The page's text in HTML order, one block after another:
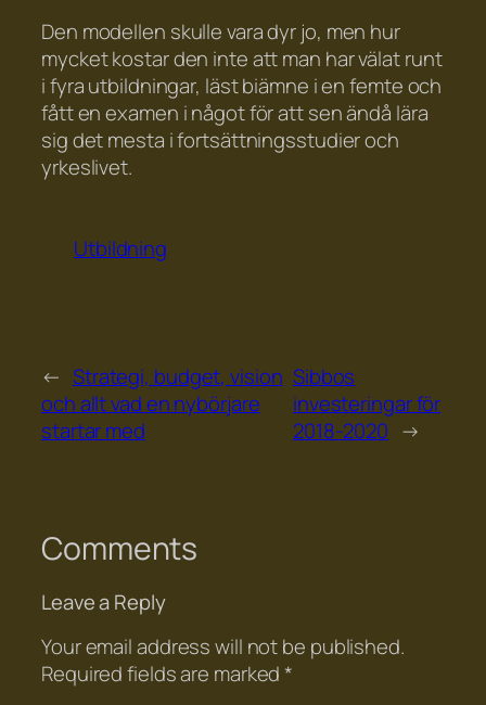
Den modellen skulle vara dyr jo, men hur
mycket kostar den inte att man har välat runt
i fyra utbildningar, läst biämne i en femte och
fått en examen i något för att sen ändå lära
sig det mesta i fortsättningsstudier och
yrkeslivet.
Utbildning
← Strategi, budget, vision
och allt vad en nybörjare
startar med
Sibbos
investeringar för
2018-2020 →
Comments
Leave a Reply
Your email address will not be published.
Required fields are marked*